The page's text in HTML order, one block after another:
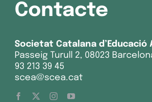
Contacte
Societat Catalana d’Educació
Passeig Turull 2, 08023
93 213 39 45
scea@scea.cat